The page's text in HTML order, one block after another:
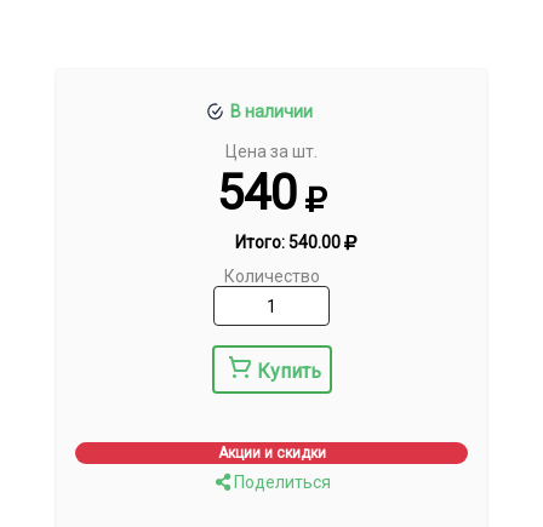
В наличии
Цена за шт.
540
Итого:540.00
Количество
Купить
Акции и скидки
Поделиться